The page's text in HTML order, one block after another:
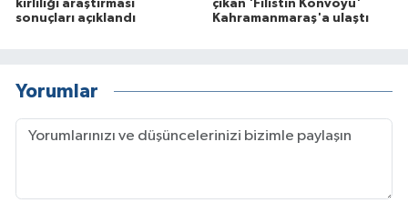
kirliliği araştırması
sonuçları açıklandı
çıkan 'Filistin Konvoyu'
Kahramanmaraş'a ulaştı
Yorumlar